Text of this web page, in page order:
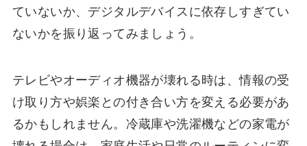
ていないか、デジタルデバイスに依存しすぎてい
ないかを振り返ってみましょう。
テレビやオーディオ機器が壊れる時は、情報の受
け取り方や娯楽との付き合い方を変える必要があ
るかもしれません。冷蔵庫や洗濯機などの家電が